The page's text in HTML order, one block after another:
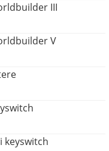
III
V
keyswitch